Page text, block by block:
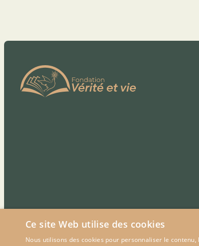
Ce site Web utilise des cookies
Nous utilisons des cookies pour personnaliser le